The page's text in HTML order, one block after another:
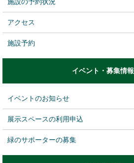
アクセス
施設予約
イベント・募集情報
イベントのお知らせ
展示スペースの利用申込
緑のサポーターの募集